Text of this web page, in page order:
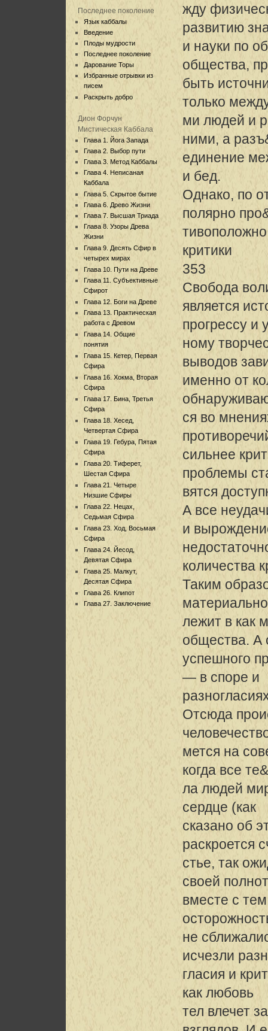
Последнее поколение
Язык каббалы
Введение
Плоды мудрости
Последнее поколение
Дарование Торы
Избранные отрывки из
писем
Раскрыть добро
Дион Форчун
Мистическая Каббала
Глава 1. Йога Запада
Глава 2. Выбор пути
Глава 3. Метод Каббалы
Глава 4. Неписаная
Каббала
Глава 5. Скрытое бытие
Глава 6. Древо Жизни
Глава 7. Высшая Триада
Глава 8. Узоры Древа
Жизни
Глава 9. Десять Сфир в
четырех мирах
Глава 10. Пути на Древе
Глава 11. Субъективные
Сфирот
Глава 12. Боги на Древе
Глава 13. Практическая
работа с Древом
Глава 14. Общие
понятия
Глава 15. Кетер, Первая
Сфира
Глава 16. Хокма, Вторая
Сфира
Глава 17. Бина, Третья
Сфира
Глава 18. Хесед,
Четвертая Сфира
Глава 19. Гебура, Пятая
Сфира
Глава 20. Тиферет,
Шестая Сфира
Глава 21. Четыре
Низшие Сфиры
Глава 22. Нецах,
Седьмая Сфира
Глава 23. Ход, Восьмая
Сфира
Глава 24. Йесод,
Девятая Сфира
Глава 25. Малкут,
Десятая Сфира
Глава 26. Клипот
Глава 27. Заключение
жду
развитию
и науки по
общества,
быть
только
ми людей и
ними, а
единение
и бед.
Однако, по
полярно
критики
353
Свобода
является
прогрессу и
ному
выводов
именно от
ся во
сильнее
проблемы
вятся
А все
и
количества
Таким
лежит в как
общества. А
успешного
— в споре и
Отсюда
мется на
когда все те&
ла людей
сердце (как
сказано об
раскроется
стье, так
своей
вместе с
не
исчезли
гласия и
как любовь
тел влечет